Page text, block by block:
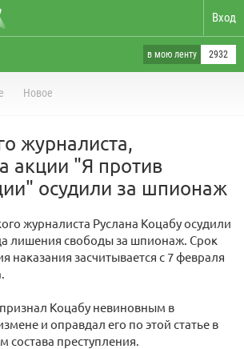
Вход
в мою ленту 2932
Новое
журналиста,
акции "Я против
осудили за шпионаж
журналиста Руслана Коцабу осудили
лишения свободы за шпионаж. Срок
наказания засчитывается с 7 февраля
Коцабу невиновным в
и оправдал его по этой статье в
состава преступления.